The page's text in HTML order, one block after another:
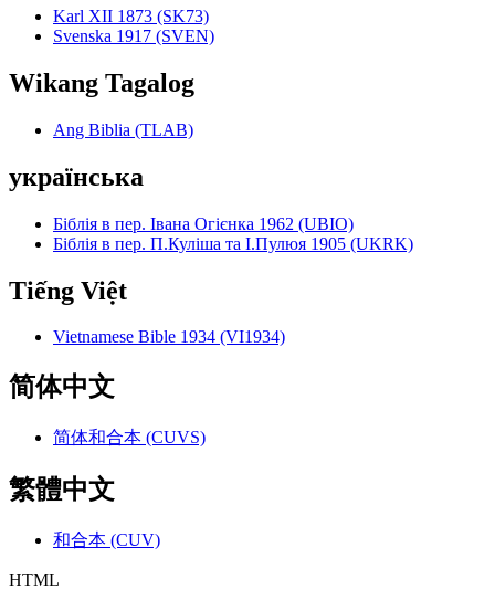
Karl XII 1873 (SK73)
Svenska 1917 (SVEN)
Wikang Tagalog
Ang Biblia (TLAB)
українська
Біблія в пер. Івана Огієнка 1962 (UBIO)
Біблія в пер. П.Куліша та І.Пулюя 1905 (UKRK)
Tiếng Việt
Vietnamese Bible 1934 (VI1934)
简体中文
简体和合本 (CUVS)
繁體中文
和合本 (CUV)
HTML